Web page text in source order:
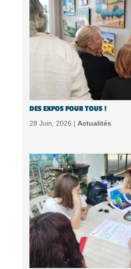
DES EXPOS POUR TOUS !
28 Juin, 2026 | Actualités